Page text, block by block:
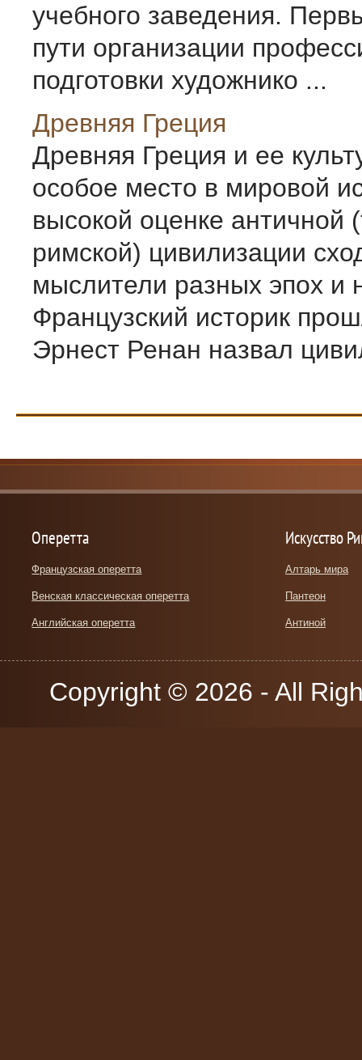
учебного заведения.
пути организации
подготовки художнико ...
Древняя Греция
Древняя Греция и ее
особое место в мировой
высокой оценке античной
римской) цивилизации
мыслители разных эпох и
Французский историк
Эрнест Ренан назвал
Оперетта
Французская оперетта
Венская классическая оперетта
Английская оперетта
Искусство
Алтарь мира
Пантеон
Антиной
Copyright © 2026 - All